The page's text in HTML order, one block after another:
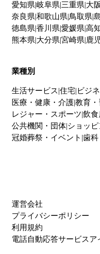
愛知県 岐阜県 三重県 大
奈良県 和歌山県 鳥取県
徳島県 香川県 愛媛県 高
熊本県 大分県 宮崎県 鹿
業種別
生活サービス 住宅 ビジ
医療・健康・介護教育
レジャー・スポーツ 飲食
公共機関・団体 ショッ
冠婚葬祭・イベント 歯科
運営会社
プライバシーポリシー
利用規約
電話自動応答サービスア